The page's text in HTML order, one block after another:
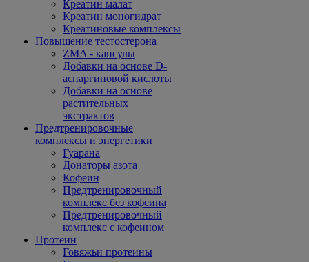
Креатин малат
Креатин моногидрат
Креатиновые комплексы
Повышение тестостерона
ZMA - капсулы
Добавки на основе D-
аспаргиновой кислоты
Добавки на основе
растительных
экстрактов
Предтренировочные
комплексы и энергетики
Гуарана
Донаторы азота
Кофеин
Предтренировочный
комплекс без кофеина
Предтренировочный
комплекс с кофеином
Протеин
Говяжьи протеины